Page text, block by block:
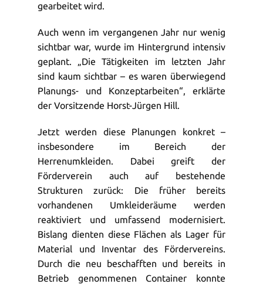
gearbeitet wird.
Auch wenn im vergangenen Jahr nur wenig
sichtbar war, wurde im Hintergrund intensiv
geplant. „Die Tätigkeiten im letzten Jahr
sind kaum sichtbar – es waren überwiegend
Planungs- und Konzeptarbeiten“, erklärte
der Vorsitzende Horst-Jürgen Hill.
Jetzt werden diese Planungen konkret –
insbesondere im Bereich der
Herrenumkleiden. Dabei greift der
Förderverein auch auf bestehende
Strukturen zurück: Die früher bereits
vorhandenen Umkleideräume werden
reaktiviert und umfassend modernisiert.
Bislang dienten diese Flächen als Lager für
Material und Inventar des Fördervereins.
Durch die neu beschafften und bereits in
Betrieb genommenen Container konnte